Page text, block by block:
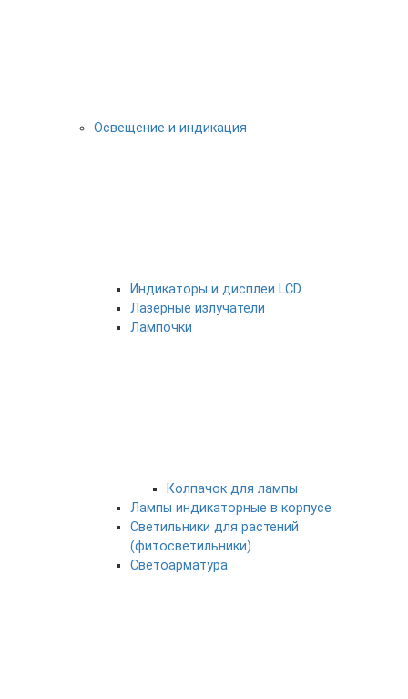
Освещение и индикация
Индикаторы и дисплеи LCD
Лазерные излучатели
Лампочки
Колпачок для лампы
Лампы индикаторные в корпусе
Светильники для растений
(фитосветильники)
Светоарматура